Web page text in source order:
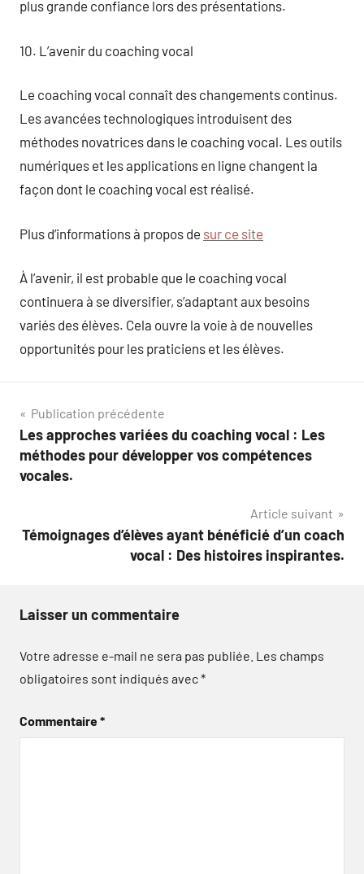
plus grande confiance lors des présentations.
10. L’avenir du coaching vocal
Le coaching vocal connaît des changements continus.
Les avancées technologiques introduisent des
méthodes novatrices dans le coaching vocal. Les outils
numériques et les applications en ligne changent la
façon dont le coaching vocal est réalisé.
Plus d’informations à propos de sur ce site
À l’avenir, il est probable que le coaching vocal
continuera à se diversifier, s’adaptant aux besoins
variés des élèves. Cela ouvre la voie à de nouvelles
opportunités pour les praticiens et les élèves.
Navigation
de
l’article
Publication précédente
Les approches variées du coaching vocal : Les
méthodes pour développer vos compétences
vocales.
Article suivant
Témoignages d’élèves ayant bénéficié d’un coach
vocal : Des histoires inspirantes.
Laisser un commentaire
Votre adresse e-mail ne sera pas publiée. Les champs
obligatoires sont indiqués avec*
Commentaire*